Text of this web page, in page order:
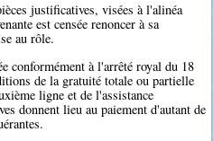
justificatives, visées à l'alinéa
est censée renoncer à sa
au rôle.
conformément à l'arrêté royal du 18
de la gratuité totale ou partielle
ligne et de l'assistance
donnent lieu au paiement d'autant de